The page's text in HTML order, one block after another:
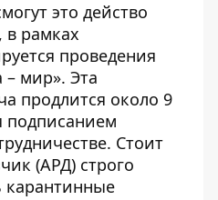
это действо
в рамках
проведения
– мир». Эта
продлится около 9
подписанием
Стоит
(АРД) строго
карантинные